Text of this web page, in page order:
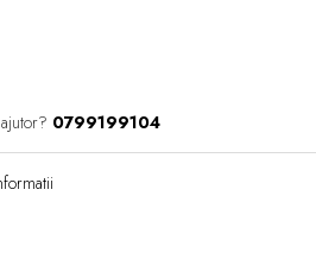
0799199104